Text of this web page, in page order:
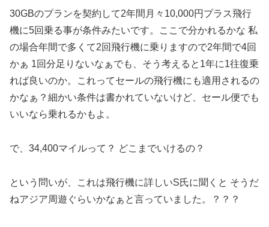
30GBのプランを契約して2年間月々10,000円プラス飛行
機に5回乗る事が条件みたいです。ここで分かれるかな 私
の場合年間で多くて2回飛行機に乗りますので2年間で4回
かぁ 1回分足りないなぁでも、そう考えると1年に1往復乗
れば良いのか。これってセールの飛行機にも適用されるの
かなぁ？細かい条件は書かれていないけど、セール便でも
いいなら乗れるかもよ。
で、34,400マイルって？ どこまでいけるの？
という問いが、これは飛行機に詳しいS氏に聞くと そうだ
ねアジア周遊ぐらいかなぁと言っていました。？？？